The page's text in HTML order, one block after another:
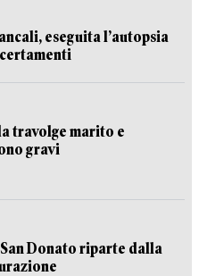
eseguita l’autopsia
travolge marito e
gravi
Donato riparte dalla